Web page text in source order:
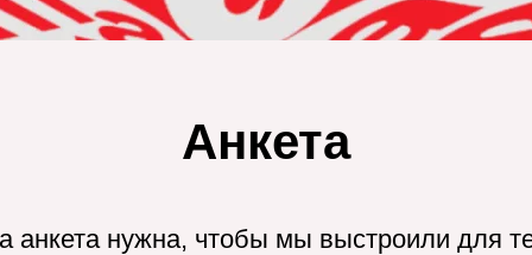
Анкета
анкета нужна, чтобы мы выстроили для